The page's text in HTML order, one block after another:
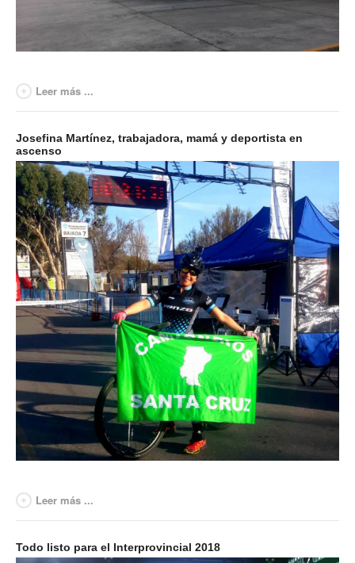
Secretaría de Obra Social
Secretaría Administrativa
Secretaría de Coord. Política
Secretaría Evol. del Salario
Secretaría de Fiscalización
Secretaría de Transporte
Secretaría de Relaciones Internacionales
Secretaría de la Mujer
Secretaría de Turismo
Secretaría de Capacitación
Sec. Derechos Humanos
Secretaría de Acción Social
Secretaría de Accidentes de Trabajo
Secretaría de Asuntos Jurídicos
Secretaría de la Juventud
Leer más ...
Josefina Martínez, trabajadora, mamá y deportista en
ascenso
Leer más ...
Todo listo para el Interprovincial 2018